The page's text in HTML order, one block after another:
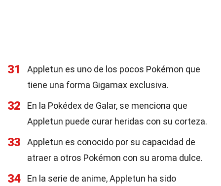
31
Appletun es uno de los pocos Pokémon que
tiene una forma Gigamax exclusiva.
32
En la Pokédex de Galar, se menciona que
Appletun puede curar heridas con su corteza.
33
Appletun es conocido por su capacidad de
atraer a otros Pokémon con su aroma dulce.
34
En la serie de anime, Appletun ha sido